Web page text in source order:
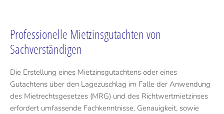
Professionelle Mietzinsgutachten von
Sachverständigen
Die Erstellung eines Mietzinsgutachtens oder eines
Gutachtens über den Lagezuschlag im Falle der Anwendung
des Mietrechtsgesetzes (MRG) und des Richtwertmietzinses
erfordert umfassende Fachkenntnisse, Genauigkeit, sowie